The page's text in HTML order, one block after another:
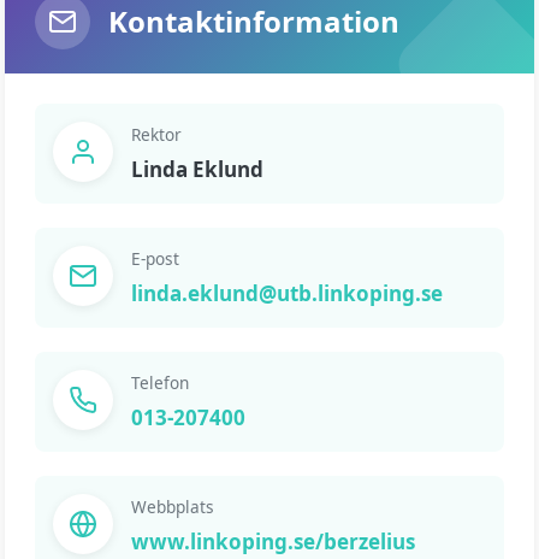
Kontaktinformation
Rektor
Linda Eklund
E-post
linda.eklund@utb.linkoping.se
Telefon
013-207400
Webbplats
www.linkoping.se/berzelius